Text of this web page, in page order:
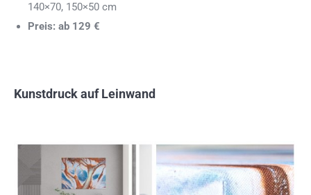
140×70, 150×50 cm
Preis: ab 129 €
Kunstdruck auf Leinwand